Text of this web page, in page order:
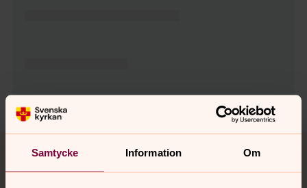
Samtycke Information Om
Tillbaka till toppen
Tillbaka till innehållet